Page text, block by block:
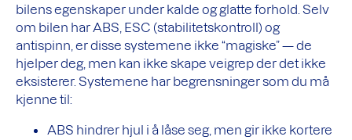
bilens egenskaper under kalde og glatte forhold. Selv
om bilen har ABS, ESC (stabilitetskontroll) og
antispinn, er disse systemene ikke “magiske” — de
hjelper deg, men kan ikke skape veigrep der det ikke
eksisterer. Systemene har begrensninger som du må
kjenne til:
ABS hindrer hjul i å låse seg, men gir ikke kortere